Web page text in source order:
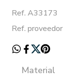
Ref. A33173
Ref.
Material